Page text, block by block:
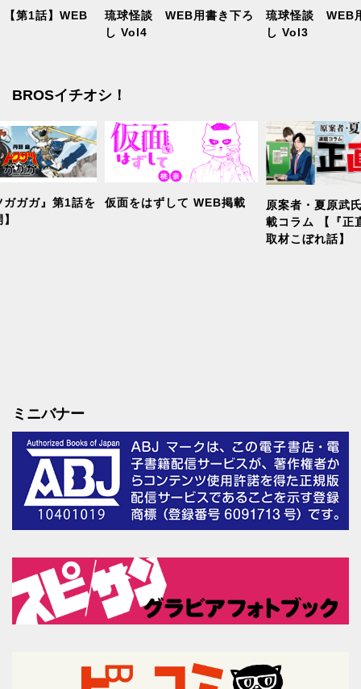
第1話】WEB
琉球怪談 WEB用書き下ろ
し Vol4
琉球怪談 WEB
し Vol3
BROSイチオシ！
ガガガ』第1話を
仮面をはずして WEB掲載
原案者・夏原武
載コラム 【『正
取材こぼれ話】
ミニバナー